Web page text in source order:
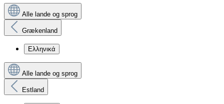
Alle lande og sprog
Grækenland
Ελληνικά
Alle lande og sprog
Estland